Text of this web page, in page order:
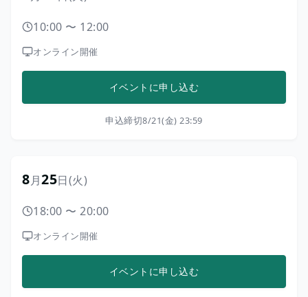
10:00 〜 12:00
オンライン開催
イベントに申し込む
申込締切8/21(金) 23:59
8月25日(火)
18:00 〜 20:00
オンライン開催
イベントに申し込む